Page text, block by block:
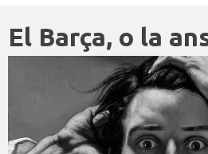
El Barça, o la